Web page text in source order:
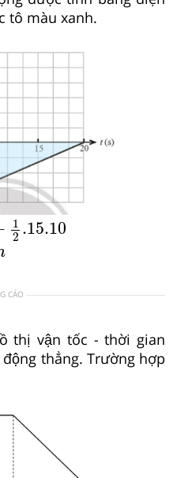
tô màu xanh.
1
2 .15.10
.15.10
CÁO
thị vận tốc - thời gian
thẳng. Trường hợp